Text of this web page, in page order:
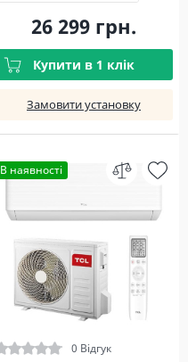
26 299 грн.
Купити в 1 клік
Замовити установку
В наявності
0 Відгук